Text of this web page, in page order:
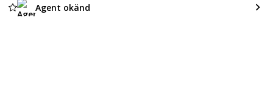
Agent okänd